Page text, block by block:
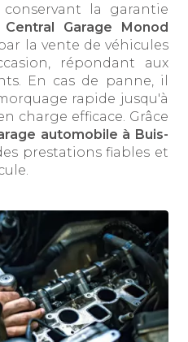
la garantie
Central Garage Monod
la vente de véhicules
répondant aux
En cas de panne, il
rapide jusqu'à
charge efficace. Grâce
automobile à Buis-
prestations fiables et